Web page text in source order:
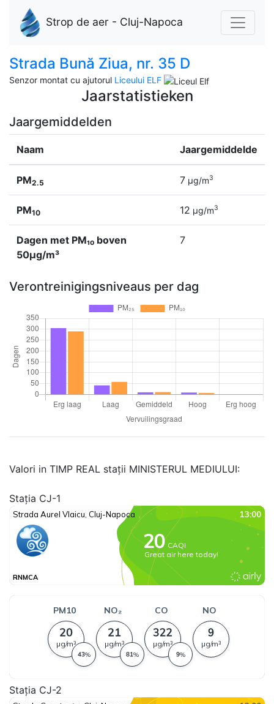
Strop de aer - Cluj-Napoca
Strada Bună Ziua, nr. 35 D
Senzor montat cu ajutorul Liceului ELF
Jaarstatistieken
Jaargemiddelden
Naam Jaargemiddelde
PM2.5 7 µg/m3
PM10 12 µg/m3
Dagen met PM₁₀ boven
50µg/m³
7
Verontreinigingsniveaus per dag
Valori in TIMP REAL stații MINISTERUL MEDIULUI:
Stația CJ-1
Stația CJ-2